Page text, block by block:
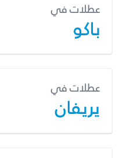
عطلات في
باكو
عطلات في
يريفان